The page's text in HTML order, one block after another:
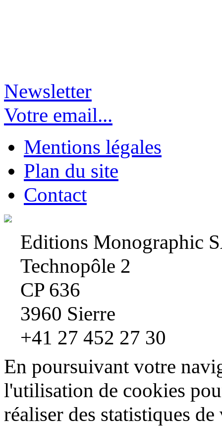
Newsletter
Votre email...
Mentions légales
Plan du site
Contact
Editions Monographic
Technopôle 2
CP 636
3960 Sierre
+41 27 452 27 30
En poursuivant votre
l'utilisation de cookies
réaliser des statistiques de